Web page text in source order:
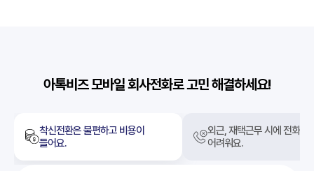
아톡비즈 모바일 회사전화로 고민 해결하세요!
착신전환은 불편하고 비용이
들어요.
외근, 재택근무 시에 전화업
어려워요.